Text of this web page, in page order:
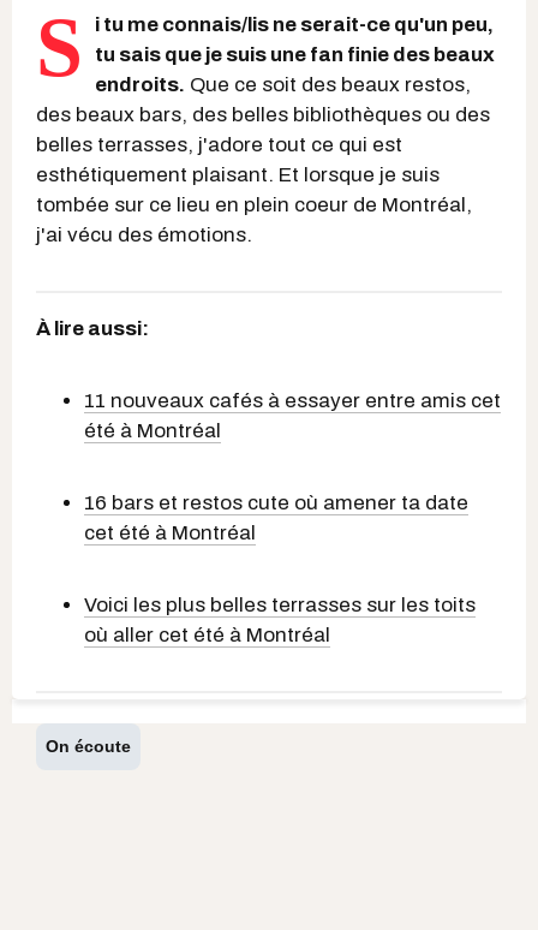
S
i tu me connais/lis ne serait-ce qu'un peu,
tu sais que je suis une fan finie des beaux
endroits. Que ce soit des beaux restos,
des beaux bars, des belles bibliothèques ou des
belles terrasses, j'adore tout ce qui est
esthétiquement plaisant. Et lorsque je suis
tombée sur ce lieu en plein coeur de Montréal,
j'ai vécu des émotions.
À lire aussi:
11 nouveaux cafés à essayer entre amis cet
été à Montréal
16 bars et restos cute où amener ta date
cet été à Montréal
Voici les plus belles terrasses sur les toits
où aller cet été à Montréal
On écoute